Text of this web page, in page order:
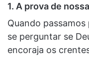
1. A prova de
Quando
se perguntar se
encoraja os